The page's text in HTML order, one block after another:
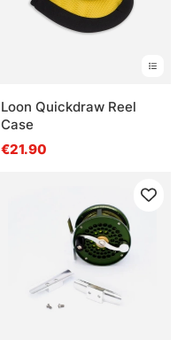
Loon Quickdraw Reel
Case
€21.90